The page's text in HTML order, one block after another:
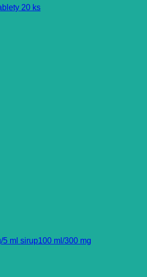
20 ks
ml sirup100 ml/300 mg